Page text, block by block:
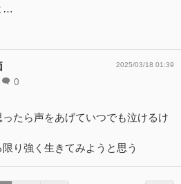
…
0
2025/03/18 01:39
たら声をあげていつでも泣けるけ
り強く生きてみようと思う